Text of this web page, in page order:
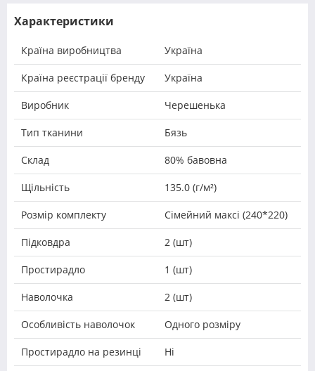
Характеристики
Країна виробництва Україна
Країна реєстрації бренду Україна
Виробник Черешенька
Тип тканини Бязь
Склад 80% бавовна
Щільність 135.0 (г/м²)
Розмір комплекту Сімейний максі (240*220)
Підковдра 2 (шт)
Простирадло 1 (шт)
Наволочка 2 (шт)
Особливість наволочок Одного розміру
Простирадло на резинці Ні